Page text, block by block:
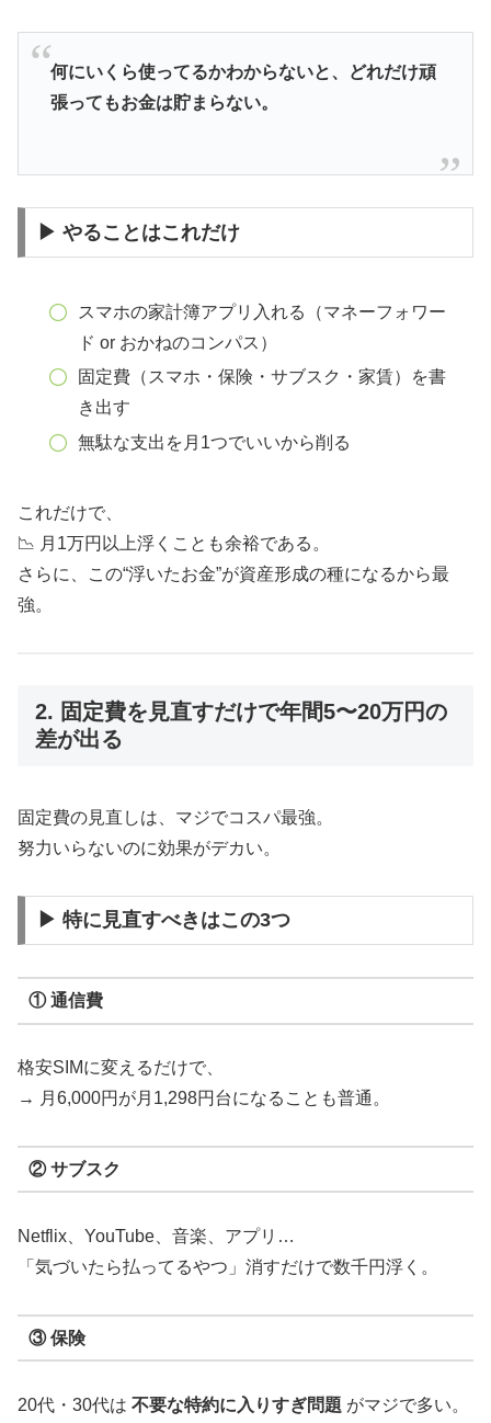
何にいくら使ってるかわからないと、どれだけ頑
張ってもお金は貯まらない。
▶ やることはこれだけ
スマホの家計簿アプリ入れる（マネーフォワー
ド or おかねのコンパス）
固定費（スマホ・保険・サブスク・家賃）を書
き出す
無駄な支出を月1つでいいから削る
これだけで、
📉 月1万円以上浮くことも余裕である。
さらに、この“浮いたお金”が資産形成の種になるから最
強。
2. 固定費を見直すだけで年間5〜20万円の
差が出る
固定費の見直しは、マジでコスパ最強。
努力いらないのに効果がデカい。
▶ 特に見直すべきはこの3つ
① 通信費
格安SIMに変えるだけで、
→ 月6,000円が月1,298円台になることも普通。
② サブスク
Netflix、YouTube、音楽、アプリ…
「気づいたら払ってるやつ」消すだけで数千円浮く。
③ 保険
20代・30代は 不要な特約に入りすぎ問題 がマジで多い。